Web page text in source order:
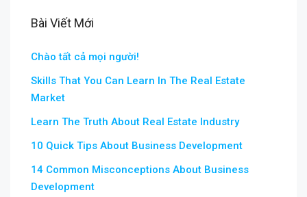
Bài Viết Mới
Chào tất cả mọi người!
Skills That You Can Learn In The Real Estate
Market
Learn The Truth About Real Estate Industry
10 Quick Tips About Business Development
14 Common Misconceptions About Business
Development